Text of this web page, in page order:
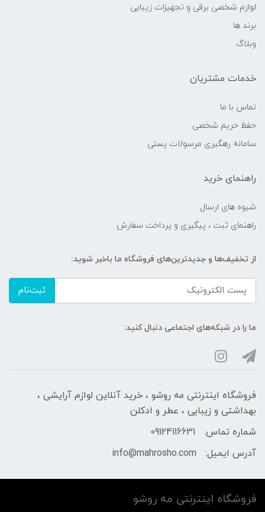
لوازم شخصی برقی و تجهیزات زیبایی
برند ها
وبلاگ
خدمات مشتریان
تماس با ما
حفظ حریم شخصی
سامانه رهگیری مرسولات پستی
راهنمای خرید
شیوه های ارسال
راهنمای ثبت ، پیگیری و پرداخت سفارش
از تخفیف‌ها و جدیدترین‌های فروشگاه ما باخبر شوید:
ثبت‌نام
ما را در شبکه‌های اجتماعی دنبال کنید:
فروشگاه اینترنتی مه‌ رو‌شو ، خرید آنلاین لوازم آرایشی ،
بهداشتی و زیبایی ، عطر و ادکلن
شماره تماس:
09124116631
آدرس ایمیل:
info@mahrosho.com
فروشگاه اینترنتی مه‌ رو‌شو